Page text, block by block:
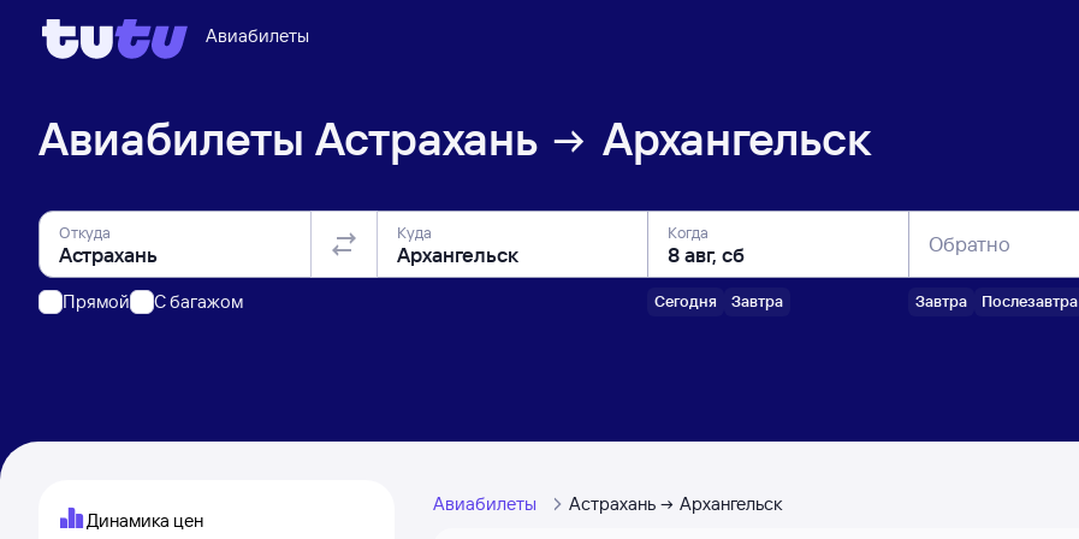
Авиабилеты
Авиабилеты Астрахань Архангельск
Откуда
Прямой C багажом
Куда Когда
Сегодня Завтра
Обратно
Завтра Послезавтра
Динамика цен
Авиабилеты Астрахань Архангельск